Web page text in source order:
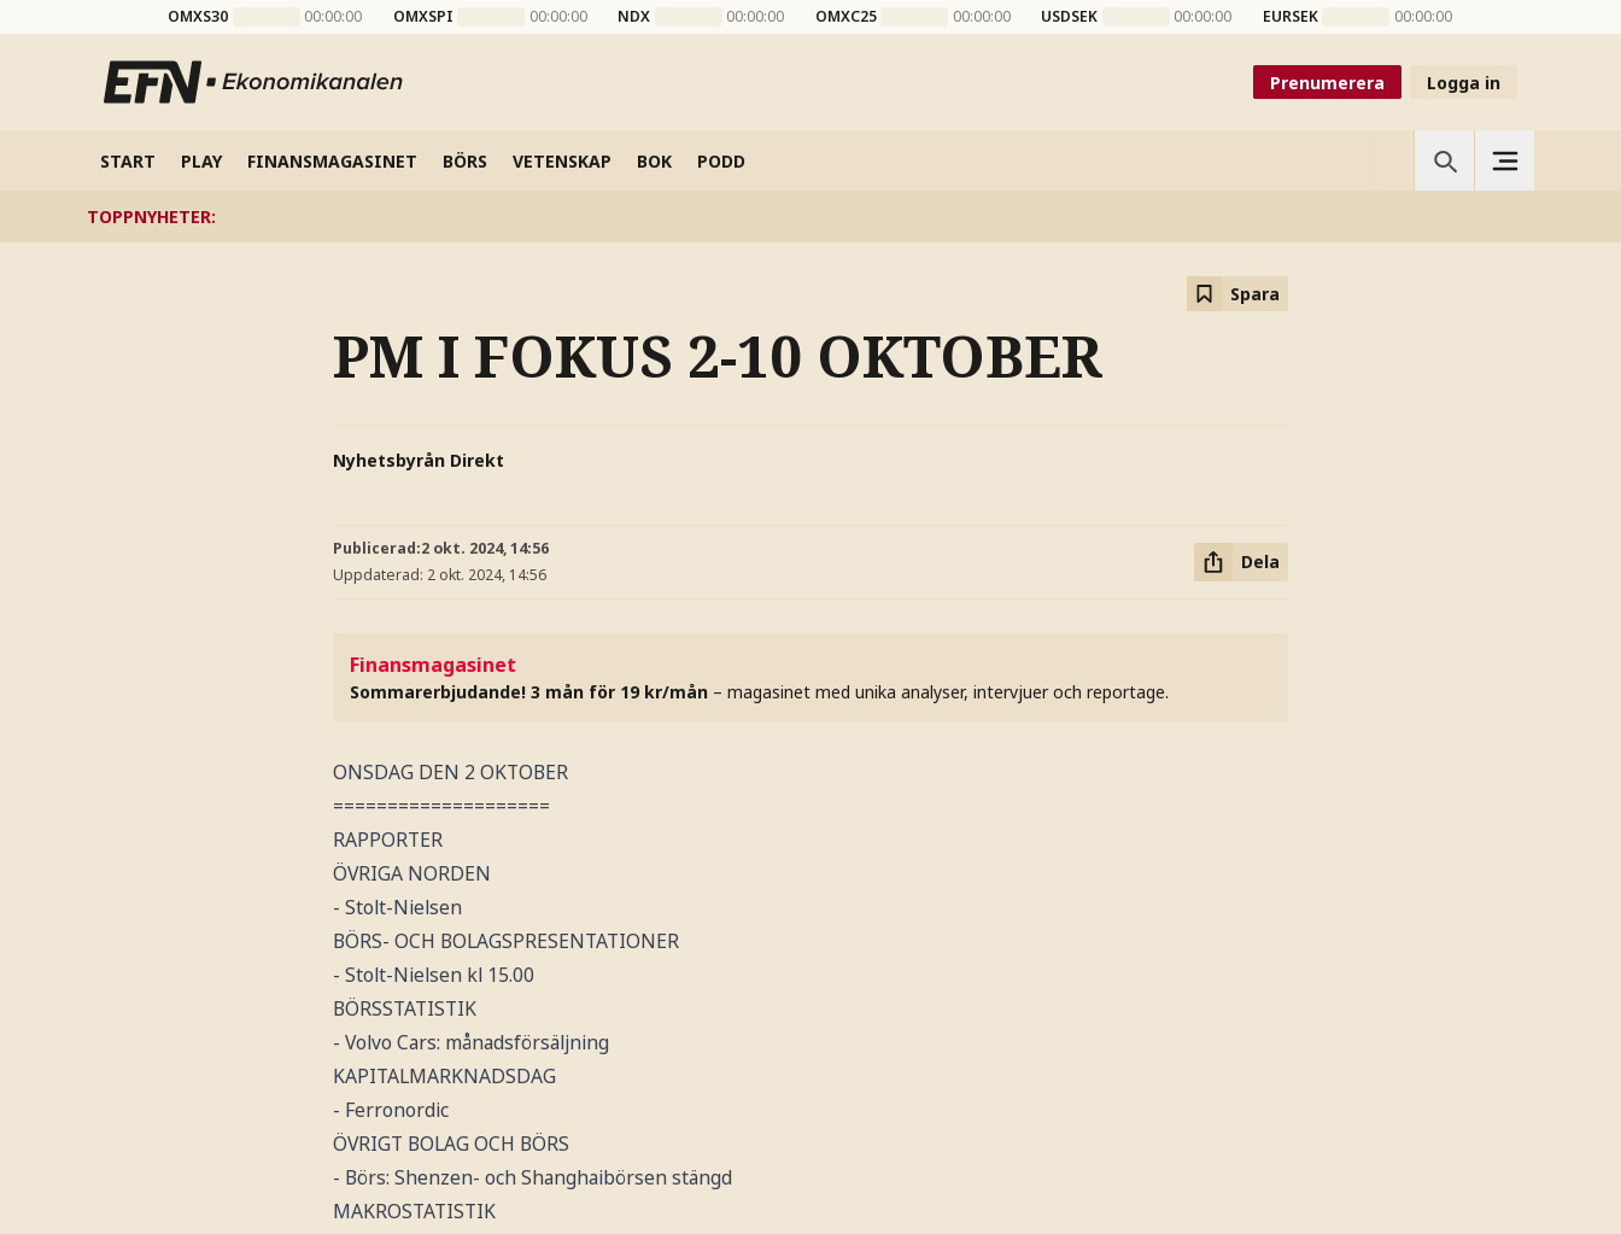
OMXS30 00:00:00 OMXSPI 00:00:00 NDX 00:00:00 OMXC25 00:00:00 USDSEK 00:00:00 EURSEK 00:00:00
Prenumerera Logga in
START PLAY FINANSMAGASINET BÖRS VETENSKAP BOK PODD
TOPPNYHETER:
Spara
PM I FOKUS 2-10 OKTOBER
Nyhetsbyrån Direkt
Publicerad:2 okt. 2024, 14:56
Uppdaterad: 2 okt. 2024, 14:56
Dela
Finansmagasinet
Sommarerbjudande! 3 mån för 19 kr/mån – magasinet med unika analyser, intervjuer och reportage.
ONSDAG DEN 2 OKTOBER
====================
RAPPORTER
ÖVRIGA NORDEN
- Stolt-Nielsen
BÖRS- OCH BOLAGSPRESENTATIONER
- Stolt-Nielsen kl 15.00
BÖRSSTATISTIK
- Volvo Cars: månadsförsäljning
KAPITALMARKNADSDAG
- Ferronordic
ÖVRIGT BOLAG OCH BÖRS
- Börs: Shenzen- och Shanghaibörsen stängd
MAKROSTATISTIK